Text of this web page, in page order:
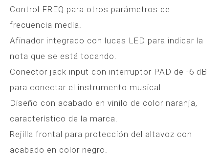
Control FREQ para otros parámetros de
frecuencia media.
Afinador integrado con luces LED para indicar la
nota que se está tocando.
Conector jack input con interruptor PAD de -6 dB
para conectar el instrumento musical.
Diseño con acabado en vinilo de color naranja,
característico de la marca.
Rejilla frontal para protección del altavoz con
acabado en color negro.